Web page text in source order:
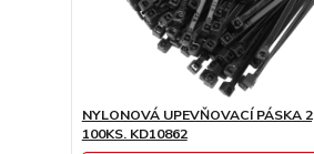
NYLONOVÁ UPEVŇOVACÍ PÁSKA
100KS. KD10862